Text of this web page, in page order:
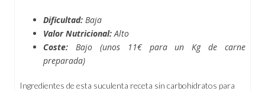
Dificultad: Baja
Valor Nutricional:Alto
Coste: Bajo (unos 11€ para un Kg de carne
preparada)
Ingredientes de esta suculenta receta sin carbohidratos para